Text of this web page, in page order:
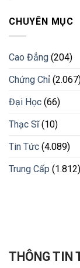
CHUYÊN MỤC
Cao Đẳng (204)
Chứng Chỉ
Đại Học (66)
Thạc Sĩ(10)
Tin Tức (4.089)
Trung Cấp (1.812)
THÔNG TIN